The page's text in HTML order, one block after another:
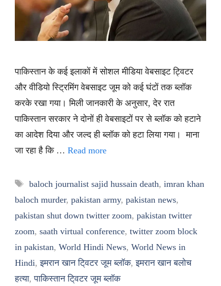
पाकिस्तान के कई इलाकों में सोशल मीडिया वेबसाइट ट्विटर
और वीडियो स्ट्रिमिंग वेबसाइट जूम को कई घंटों तक ब्लॉक
करके रखा गया। मिली जानकारी के अनुसार, देर रात
पाकिस्तान सरकार ने दोनों ही वेबसाइटों पर से ब्लॉक को हटाने
का आदेश दिया और जल्द ही ब्लॉक को हटा लिया गया। माना
जा रहा है कि … Read more
Tags
baloch journalist sajid hussain death, imran khan
baloch murder, pakistan army, pakistan news,
pakistan shut down twitter zoom, pakistan twitter
zoom, saath virtual conference, twitter zoom block
in pakistan, World Hindi News, World News in
Hindi,इमरान खान टि्वटर जूम ब्लॉक,इमरान खान बलोच
हत्या,पाकिस्तान टि्वटर जूम ब्लॉक